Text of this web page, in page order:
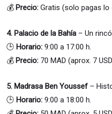
💰 Precio: Gratis (solo pagas lo
4. Palacio de la Bahía – Un
🕒 Horario: 9:00 a 17:00 h.
💰 Precio: 70 MAD (aprox. 7
5. Madrasa Ben Youssef –
🕒 Horario: 9:00 a 18:00 h.